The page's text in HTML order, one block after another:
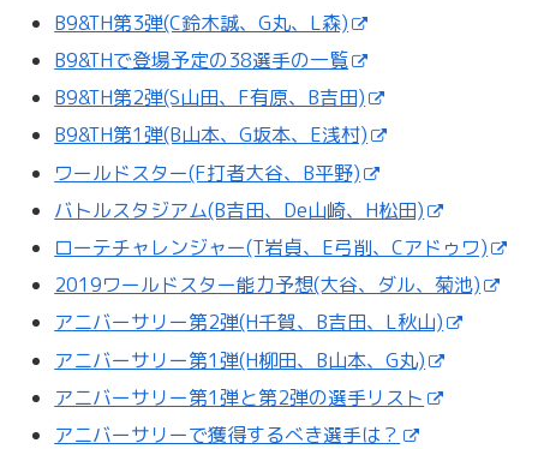
B9&TH第3弾(C鈴木誠、G丸、L森)
B9&THで登場予定の38選手の一覧
B9&TH第2弾(S山田、F有原、B吉田)
B9&TH第1弾(B山本、G坂本、E浅村)
ワールドスター(F打者大谷、B平野)
バトルスタジアム(B吉田、De山崎、H松田)
ローテチャレンジャー(T岩貞、E弓削、Cアドゥワ)
2019ワールドスター能力予想(大谷、ダル、菊池)
アニバーサリー第2弾(H千賀、B吉田、L秋山)
アニバーサリー第1弾(H柳田、B山本、G丸)
アニバーサリー第1弾と第2弾の選手リスト
アニバーサリーで獲得するべき選手は？